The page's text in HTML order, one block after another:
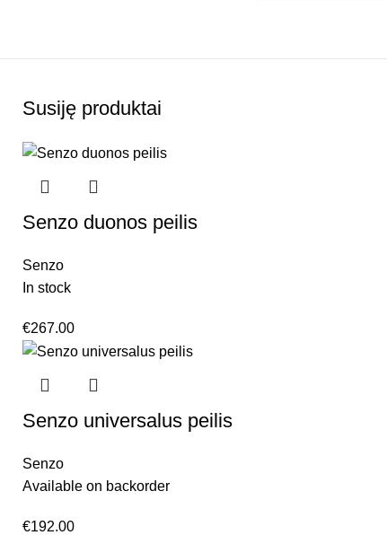
Susiję produktai
Senzo duonos peilis
Senzo
In stock
€267.00
Senzo universalus peilis
Senzo
Available on backorder
€192.00